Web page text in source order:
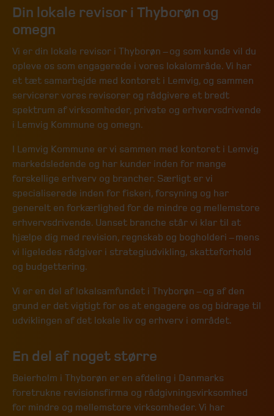
Din lokale revisor i Thyborøn og
omegn
Vi er din lokale revisor i Thyborøn – og som kunde vil du
opleve os som engagerede i vores lokalområde. Vi har
et tæt samarbejde med kontoret i Lemvig, og sammen
servicerer vores revisorer og rådgivere et bredt
spektrum af virksomheder, private og erhvervsdrivende
i Lemvig Kommune og omegn.
I Lemvig Kommune er vi sammen med kontoret i Lemvig
markedsledende og har kunder inden for mange
forskellige erhverv og brancher. Særligt er vi
specialiserede inden for fiskeri, forsyning og har
generelt en forkærlighed for de mindre og mellemstore
erhvervsdrivende. Uanset branche står vi klar til at
hjælpe dig med revision, regnskab og bogholderi – mens
vi ligeledes rådgiver i strategiudvikling, skatteforhold
og budgettering.
Vi er en del af lokalsamfundet i Thyborøn – og af den
grund er det vigtigt for os at engagere os og bidrage til
udviklingen af det lokale liv og erhverv i området.
En del af noget større
Beierholm i Thyborøn er en afdeling i Danmarks
foretrukne revisionsfirma og rådgivningsvirksomhed
for mindre og mellemstore virksomheder. Vi har